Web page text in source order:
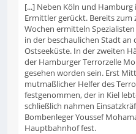
[...] Neben Köln und
Ermittler gerückt. Bereits
Wochen ermitteln
in der beschaulichen Stadt an
Ostseeküste. In der zweiten
der Hamburger Terrorzelle
gesehen worden sein. Erst
mutmaßlicher Helfer des
festgenommen, der in Kiel
schließlich nahmen
Bombenleger Youssef
Hauptbahnhof fest.